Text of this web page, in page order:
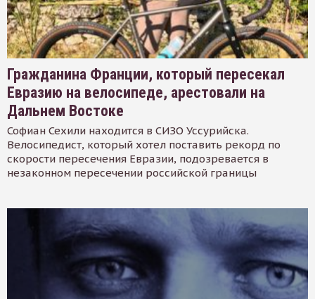
Гражданина Франции, который пересекал
Евразию на велосипеде, арестовали на
Дальнем Востоке
Софиан Сехили находится в СИЗО Уссурийска.
Велосипедист, который хотел поставить рекорд по
скорости пересечения Евразии, подозревается в
незаконном пересечении российской границы